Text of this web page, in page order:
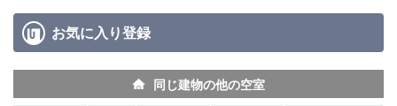
お気に入り登録
同じ建物の他の空室